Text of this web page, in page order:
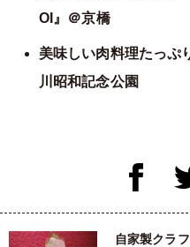
OI』＠京橋
美味しい肉料理たっぷ
川昭和記念公園
自家製クラ